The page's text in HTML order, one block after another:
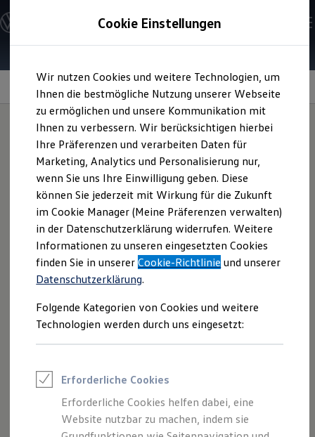
Hauptinhalt
springen
Footer
springen
Modelle und Konfigurator
Konfigurator
Modelle vergleichen
Elektroautos
ENERGY Sondermodelle
Nutzfahrzeuge
SUV und CUV
Familienautos
Kombis
Kompaktwagen
Sportwagen
Schnell verfügbare Fahrzeuge
Angebote und Produkte
Aktuelle Angebote
E-Auto-Förderung
Volkswagen Marktplatz
Die ENERGY Sondermodelle
Junge Gebrauchtwagen und Gebrauchtwagen
Volkswagen Zertifizierte Gebrauchtwagen
Elektromobilität bei Gebrauchtwagen
Saisonangebote
Reifenpakete
Leasing
Leasing-Angebote
Elektroauto Leasing
Kleinwagen-Leasing
Leasing ohne Anzahlung
Finanzierung
Dynamische
Nabenkappen
Setzen Sie ein optisches Highlight mit den Volkswagen
OriginalDynamischen Nabenkappen mit geprägtem „VW“-,
“- oder „R“-Logo. Im Gegensatz zur herkömmlichen
Nabenkappe dreht sie sich am Reifen nicht mit. Somit bleibt
das Logo während der Fahrt und in jeder Parkposition
Die dynamischen Nabenkappen sind aus schlagfestem
Kunststoff gefertigt, überzeugen mit einer hohen
Cookie Einstellungen
Wir nutzen Cookies und weitere Technologien, um
Ihnen die bestmögliche Nutzung unserer Webseite
zu ermöglichen und unsere Kommunikation mit
Ihnen zu verbessern. Wir berücksichtigen hierbei
Ihre Präferenzen und verarbeiten Daten für
Marketing, Analytics und Personalisierung nur,
wenn Sie uns Ihre Einwilligung geben. Diese
können Sie jederzeit mit Wirkung für die Zukunft
im Cookie Manager (Meine Präferenzen verwalten)
in der Datenschutzerklärung widerrufen. Weitere
Informationen zu unseren eingesetzten Cookies
finden Sie in unsererCookie-Richtlinie und unserer
Datenschutzerklärung.
Folgende Kategorien von Cookies und weitere
Technologien werden durch uns eingesetzt:
Erforderliche Cookies
Erforderliche Cookies helfen dabei, eine
Website nutzbar zu machen, indem sie